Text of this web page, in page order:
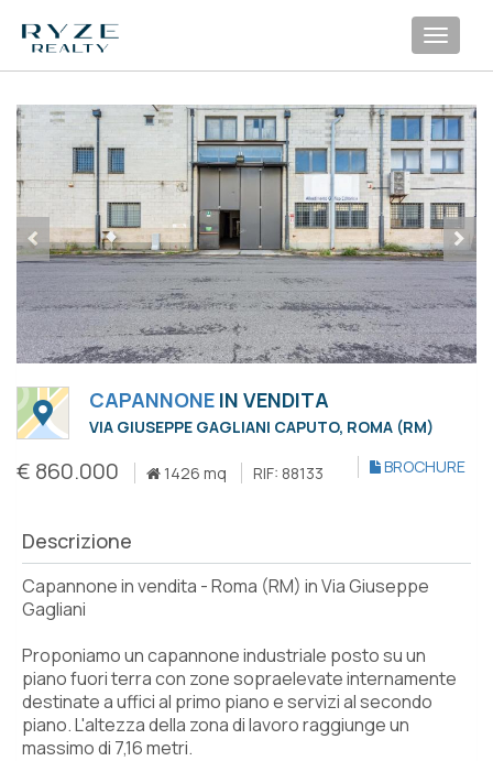
CAPANNONE IN VENDITA
VIA GIUSEPPE GAGLIANI CAPUTO, ROMA (RM)
€ 860.000 1426 mq RIF: 88133 BROCHURE
Descrizione
Capannone in vendita - Roma (RM) in Via Giuseppe
Gagliani
Proponiamo un capannone industriale posto su un
piano fuori terra con zone sopraelevate internamente
destinate a uffici al primo piano e servizi al secondo
piano. L'altezza della zona di lavoro raggiunge un
massimo di 7,16 metri.